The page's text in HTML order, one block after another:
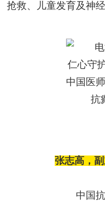
抢救、儿童发育及神经
张志高，
中国